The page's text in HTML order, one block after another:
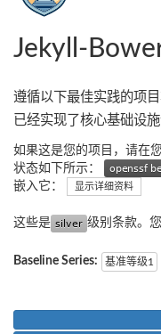
Jekyll-
遵循以下最佳实践的项
已经实现了核心基础设
如果这是您的项目，请在
状态如下所示：
嵌入它：
显示详细资料
这些是 级别条款。
Baseline Series: 基准等级1